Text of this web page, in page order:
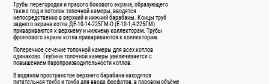
Трубы перегородки и правого бокового экрана, образующего
также под и потолок топочной камеры, вводятся
непосредственно в верхний и нижний барабаны. Концы труб
заднего экрана котла ДЕ-10-14-225ГМ-О (Е-10-1,4-225ГМ)
привариваются к верхнему и нижнему коллекторам. Трубы
фронтового экрана котла привариваются к коллекторам.
Поперечное сечение топочной камеры для всех котлов
одинаково. Глубина топочной камеры увеличивается с
повышением паропроизводительности котлов.
В водяном пространстве верхнего барабана находятся
питательная труба и труба для ввода фосфатов, в паровом объёме